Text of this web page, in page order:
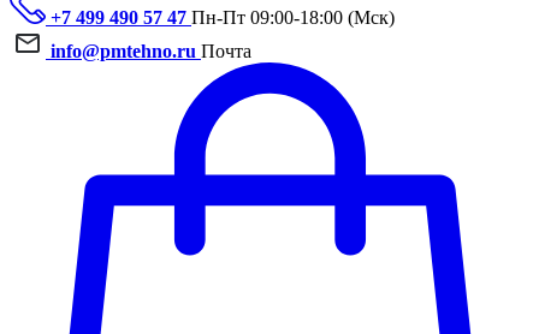
+7 499 490 57 47 Пн-Пт 09:00-18:00 (Мск)
info@pmtehno.ru Почта